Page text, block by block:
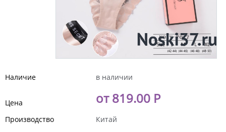
Наличие в наличии
Цена от 819.00 Р
Производство
Китай